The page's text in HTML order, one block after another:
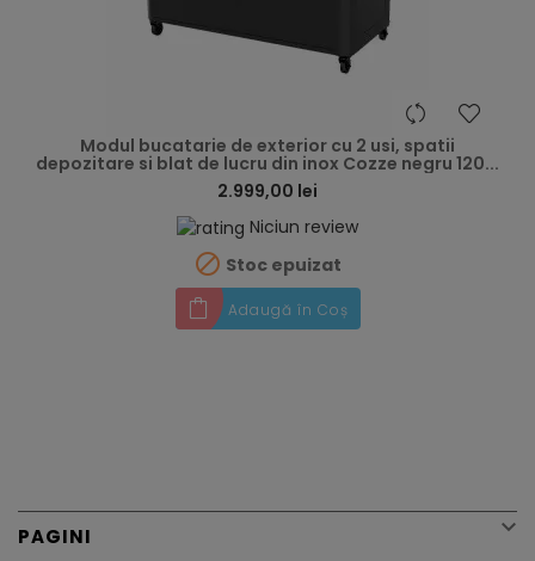
Modul bucatarie de exterior cu 2 usi, spatii
depozitare si blat de lucru din inox Cozze negru 120...
2.999,00 lei
Niciun review
 Stoc epuizat
Adaugă în Coș
PAGINI 